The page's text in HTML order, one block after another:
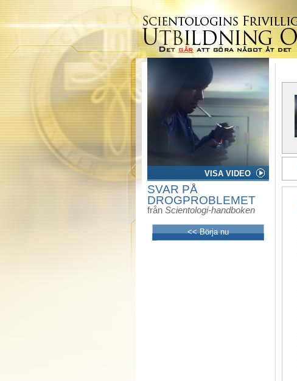
VISA VIDEO
SVAR PÅ
DROGPROBLEMET
från Scientologi-handboken
<< Börja nu